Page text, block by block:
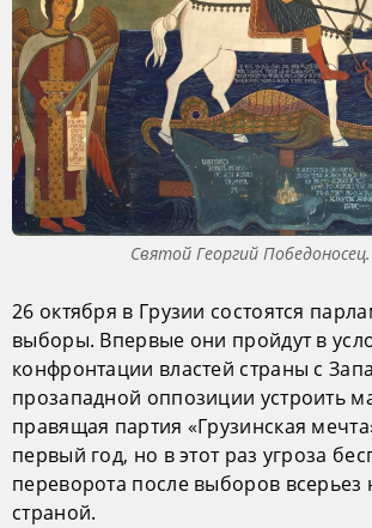
Святой Георгий
26 октября в Грузии состоятся
выборы. Впервые они пройдут в
конфронтации властей страны с
прозападной оппозиции устроить
правящая партия «Грузинская
первый год, но в этот раз угроза
переворота после выборов всерьез
страной.